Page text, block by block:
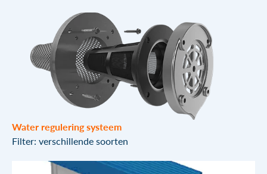
Water regulering systeem
Filter: verschillende soorten